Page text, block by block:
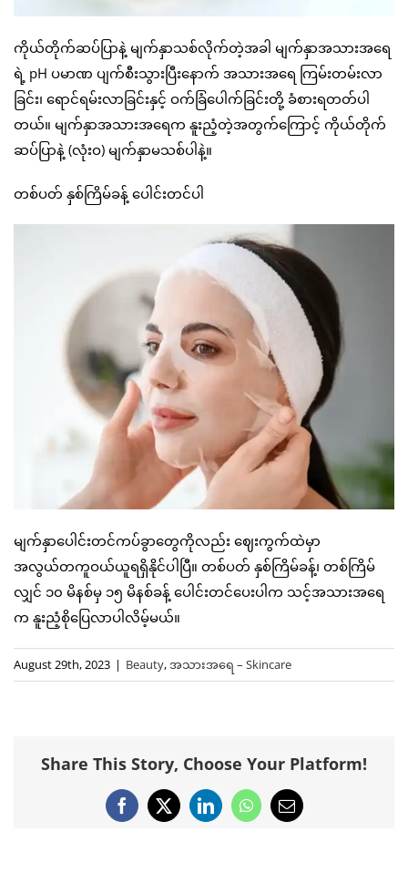
ကိုယ်တိုက်ဆပ်ပြာနဲ့ မျက်နှာသစ်လိုက်တဲ့အခါ မျက်နှာအသားအရေ
ရဲ့ pH ပမာဏ ပျက်စီးသွားပြီးနောက် အသားအရေ ကြမ်းတမ်းလာ
ခြင်း၊ ရောင်ရမ်းလာခြင်းနှင့် ဝက်ခြံပေါက်ခြင်းတို့ ခံစားရတတ်ပါ
တယ်။ မျက်နှာအသားအရေက နူးညံ့တဲ့အတွက်ကြောင့် ကိုယ်တိုက်
ဆပ်ပြာနဲ့ (လုံးဝ) မျက်နှာမသစ်ပါနဲ့။
တစ်ပတ် နှစ်ကြိမ်ခန့် ပေါင်းတင်ပါ
မျက်နှာပေါင်းတင်ကပ်ခွာတွေကိုလည်း ဈေးကွက်ထဲမှာ
အလွယ်တကူဝယ်ယူရရှိနိုင်ပါပြီ။ တစ်ပတ် နှစ်ကြိမ်ခန့်၊ တစ်ကြိမ်
လျှင် ၁၀ မိနစ်မှ ၁၅ မိနစ်ခန့် ပေါင်းတင်ပေးပါက သင့်အသားအရေ
က နူးညံ့စိုပြေလာပါလိမ့်မယ်။
August 29th, 2023 | Beauty,အသားအရေ – Skincare
Share This Story, Choose Your Platform!
Facebook
X LinkedInWhatsApp
Email